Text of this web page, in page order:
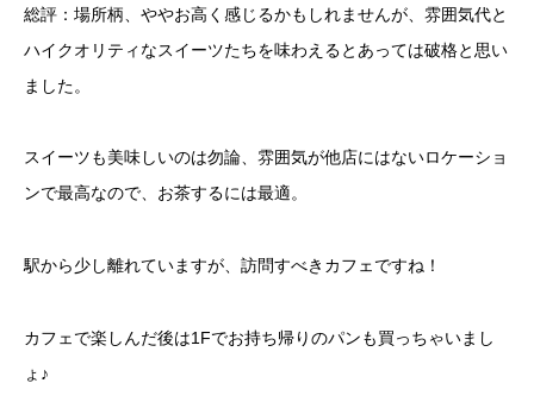
総評：場所柄、ややお高く感じるかもしれませんが、雰囲気代と
ハイクオリティなスイーツたちを味わえるとあっては破格と思い
ました。
スイーツも美味しいのは勿論、雰囲気が他店にはないロケーショ
ンで最高なので、お茶するには最適。
駅から少し離れていますが、訪問すべきカフェですね！
カフェで楽しんだ後は1Fでお持ち帰りのパンも買っちゃいまし
ょ♪